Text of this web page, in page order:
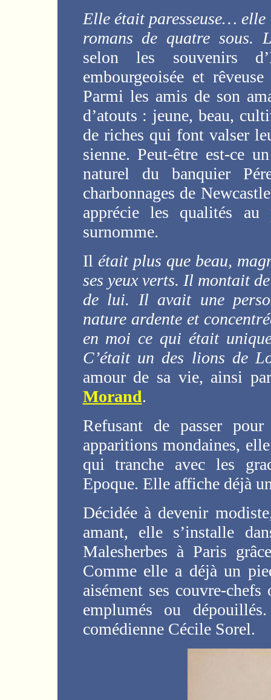
Elle était paresseuse…
romans de quatre sous.
selon les souvenirs
embourgeoisée et
Parmi les amis de son
d’atouts : jeune, beau,
de riches qui font valser
sienne. Peut-être est-ce
naturel du banquier
charbonnages de
apprécie les qualités
surnomme.
Il était plus que beau,
ses yeux verts. Il montait
de lui. Il avait une
nature ardente et
en moi ce qui était
C’était un des lions de
amour de sa vie, ainsi
Morand.
Refusant de passer
apparitions mondaines,
qui tranche avec les
Epoque. Elle affiche déjà
Décidée à devenir
amant, elle s’installe
Malesherbes à Paris
Comme elle a déjà un
aisément ses couvre-
emplumés ou
comédienne Cécile Sorel.